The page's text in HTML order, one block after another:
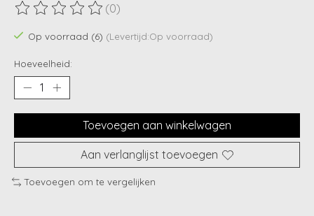
De beoordeling van dit product is
(0)
Op voorraad (6) (Levertijd:Op voorraad)
Hoeveelheid:
Toevoegen aan winkelwagen
Aan verlanglijst toevoegen
Toevoegen om te vergelijken